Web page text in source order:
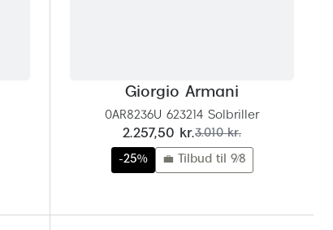
Giorgio Armani
0AR8236U 623214 Solbriller
nu:
2.257,50 kr.før:
3.010 kr.
-25% 💼 Tilbud til 9/8